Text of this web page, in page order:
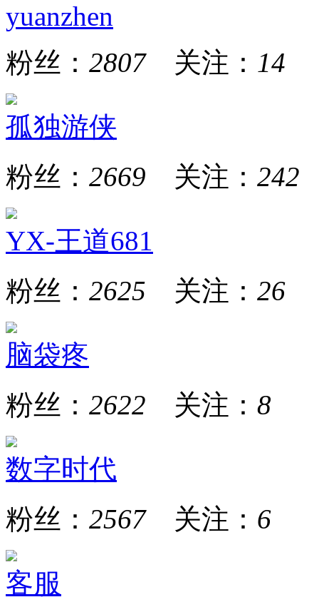
yuanzhen
粉丝： 2807关注： 14
孤独游侠
粉丝： 2669 关注： 242
YX-王道681
粉丝： 2625 关注： 26
脑袋疼
粉丝： 2622 关注： 8
数字时代
粉丝： 2567关注： 6
客服